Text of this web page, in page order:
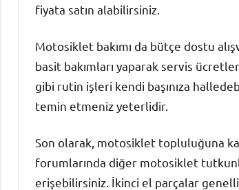
fiyata satın alabilirsiniz.
Motosiklet bakımı da bütçe dostu
basit bakımları yaparak servis
gibi rutin işleri kendi başınıza
temin etmeniz yeterlidir.
Son olarak, motosiklet topluluğuna
forumlarında diğer motosiklet
erişebilirsiniz. İkinci el parçalar